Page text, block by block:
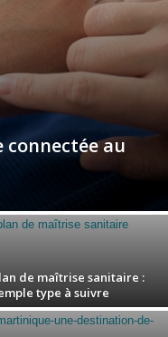
connectée au
de maîtrise sanitaire :
type à suivre